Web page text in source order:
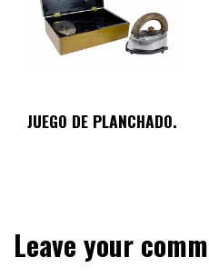
JUEGO DE PLANCHADO.
Leave your